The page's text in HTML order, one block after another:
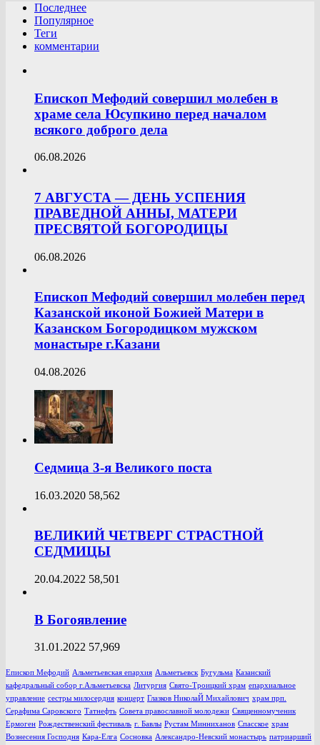
Последнее
Популярное
Теги
комментарии
Епископ Мефодий совершил молебен в
храме села Юсупкино перед началом
всякого доброго дела
06.08.2026
7 АВГУСТА — ДЕНЬ УСПЕНИЯ
ПРАВЕДНОЙ АННЫ, МАТЕРИ
ПРЕСВЯТОЙ БОГОРОДИЦЫ
06.08.2026
Епископ Мефодий совершил молебен перед
Казанской иконой Божией Матери в
Казанском Богородицком мужском
монастыре г.Казани
04.08.2026
Седмица 3-я Великого поста
16.03.2020 58,562
ВЕЛИКИЙ ЧЕТВЕРГ СТРАСТНОЙ
СЕДМИЦЫ
20.04.2022 58,501
В Богоявление
31.01.2022 57,969
Епископ Мефодий Альметьевская епархия Альметьевск Бугульма Казанский
кафедральный собор г.Альметьевска Литургия Свято-Троицкий храм епархиальное
управление сестры милосердия концерт Глазков НиколаЙ Михайлович храм прп.
Серафима Саровского Татнефть Совета православной молодежи Священномученик
Ермоген Рождественский фестиваль г. Бавлы Рустам Минниханов Спасское храм
Вознесения Господня Кара-Елга Сосновка Александро-Невский монастырь патриарший